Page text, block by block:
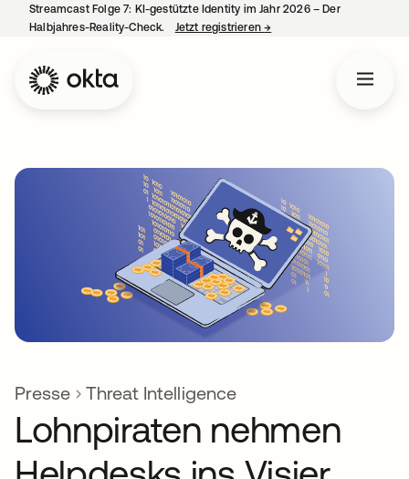
Streamcast Folge 7: KI-gestützte Identity im Jahr 2026 – Der
Halbjahres-Reality-Check.
Jetzt registrieren→
Presse Threat Intelligence
Lohnpiraten nehmen